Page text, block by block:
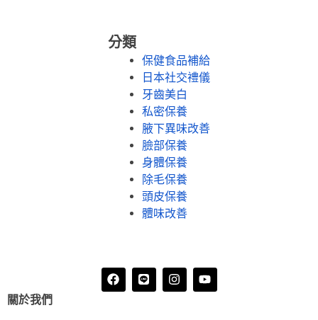
分類
保健食品補給
日本社交禮儀
牙齒美白
私密保養
腋下異味改善
臉部保養
身體保養
除毛保養
頭皮保養
體味改善
關於我們